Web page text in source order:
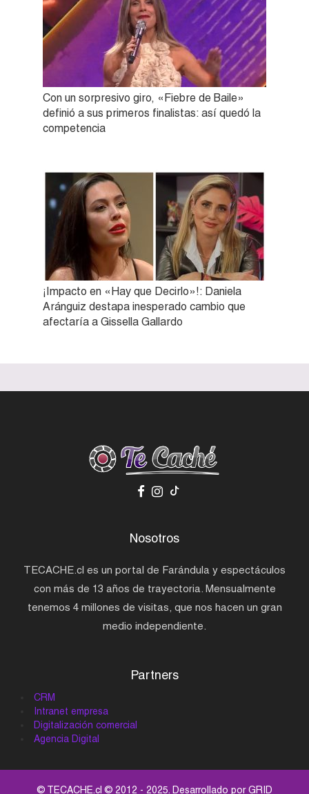
Con un sorpresivo giro, «Fiebre de Baile»
definió a sus primeros finalistas: así quedó la
competencia
¡Impacto en «Hay que Decirlo»!: Daniela
Aránguiz destapa inesperado cambio que
afectaría a Gissella Gallardo
Nosotros
TECACHE.cl es un portal de Farándula y espectáculos
con más de 13 años de trayectoria. Mensualmente
tenemos 4 millones de visitas, que nos hacen un gran
medio independiente.
Partners
CRM
Intranet empresa
Digitalización comercial
Agencia Digital
© TECACHE.cl © 2012 - 2025. Desarrollado porGRID